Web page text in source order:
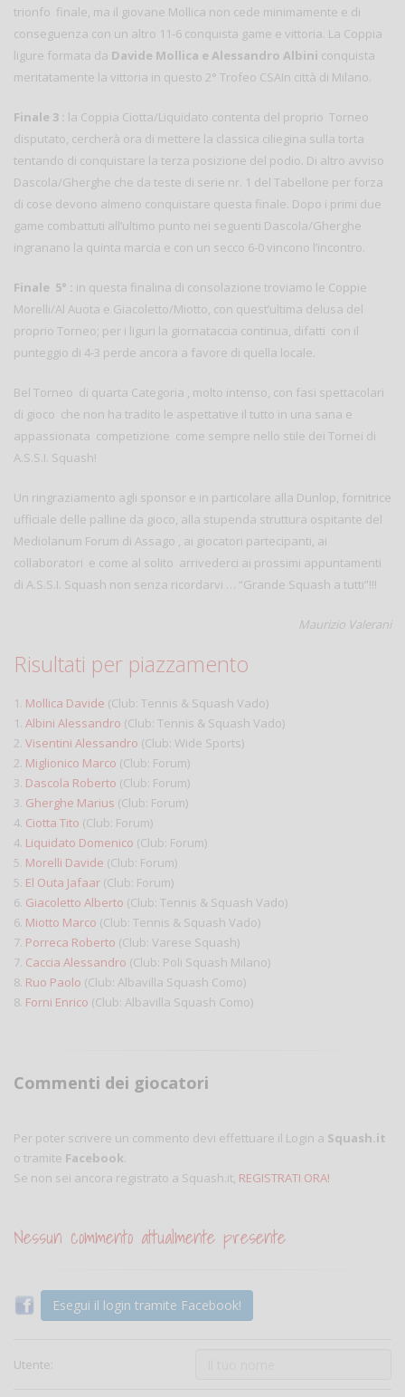
trionfo finale, ma il giovane Mollica non cede minimamente e di
conseguenza con un altro 11-6 conquista game e vittoria. La Coppia
ligure formata da Davide Mollica e Alessandro Albini conquista
meritatamente la vittoria in questo 2° Trofeo CSAIn città di Milano.
Finale 3 : la Coppia Ciotta/Liquidato contenta del proprio Torneo
disputato, cercherà ora di mettere la classica ciliegina sulla torta
tentando di conquistare la terza posizione del podio. Di altro avviso
Dascola/Gherghe che da teste di serie nr. 1 del Tabellone per forza
di cose devono almeno conquistare questa finale. Dopo i primi due
game combattuti all’ultimo punto nei seguenti Dascola/Gherghe
ingranano la quinta marcia e con un secco 6-0 vincono l’incontro.
Finale 5° : in questa finalina di consolazione troviamo le Coppie
Morelli/Al Auota e Giacoletto/Miotto, con quest’ultima delusa del
proprio Torneo; per i liguri la giornataccia continua, difatti con il
punteggio di 4-3 perde ancora a favore di quella locale.
Bel Torneo di quarta Categoria , molto intenso, con fasi spettacolari
di gioco che non ha tradito le aspettative il tutto in una sana e
appassionata competizione come sempre nello stile dei Tornei di
A.S.S.I. Squash!
Un ringraziamento agli sponsor e in particolare alla Dunlop, fornitrice
ufficiale delle palline da gioco, alla stupenda struttura ospitante del
Mediolanum Forum di Assago , ai giocatori partecipanti, ai
collaboratori e come al solito arrivederci ai prossimi appuntamenti
di A.S.S.I. Squash non senza ricordarvi … “Grande Squash a tutti”!!!
Maurizio Valerani
Risultati per piazzamento
1. Mollica Davide (Club: Tennis & Squash Vado)
1. Albini Alessandro (Club: Tennis & Squash Vado)
2. Visentini Alessandro (Club: Wide Sports)
2. Miglionico Marco (Club: Forum)
3. Dascola Roberto (Club: Forum)
3. Gherghe Marius (Club: Forum)
4. Ciotta Tito (Club: Forum)
4. Liquidato Domenico (Club: Forum)
5. Morelli Davide (Club: Forum)
5. El Outa Jafaar (Club: Forum)
6. Giacoletto Alberto (Club: Tennis & Squash Vado)
6. Miotto Marco (Club: Tennis & Squash Vado)
7. Porreca Roberto (Club: Varese Squash)
7. Caccia Alessandro (Club: Poli Squash Milano)
8. Ruo Paolo (Club: Albavilla Squash Como)
8. Forni Enrico (Club: Albavilla Squash Como)
Commenti dei giocatori
Per poter scrivere un commento devi effettuare il Login a Squash.it
o tramite Facebook.
Se non sei ancora registrato a Squash.it, REGISTRATI ORA!
Nessun commento attualmente presente
Esegui il login tramite Facebook!
Utente: